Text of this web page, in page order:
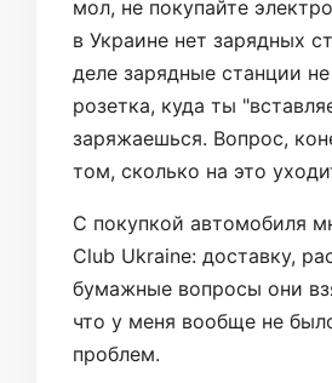
мол, не покупайте
в Украине нет зарядных
деле зарядные станции
розетка, куда ты
заряжаешься. Вопрос,
том, сколько на это
С покупкой автомобиля
Club Ukraine: доставку,
бумажные вопросы они
что у меня вообще не
проблем.